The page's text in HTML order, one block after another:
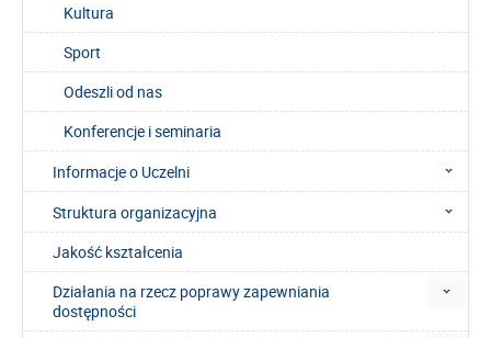
Kultura
Sport
Odeszli od nas
Konferencje i seminaria
Informacje o Uczelni
Struktura organizacyjna
Jakość kształcenia
Działania na rzecz poprawy zapewniania
dostępności